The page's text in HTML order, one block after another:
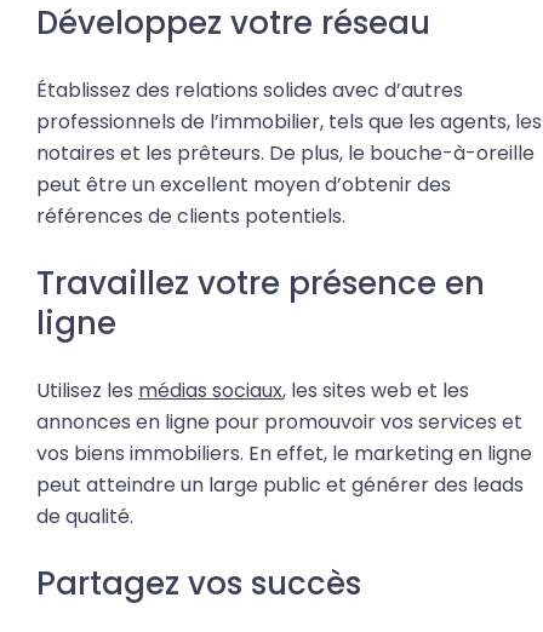
Développez votre réseau
Établissez des relations solides avec d’autres
professionnels de l’immobilier, tels que les agents, les
notaires et les prêteurs. De plus, le bouche-à-oreille
peut être un excellent moyen d’obtenir des
références de clients potentiels.
Travaillez votre présence en
ligne
Utilisez les médias sociaux, les sites web et les
annonces en ligne pour promouvoir vos services et
vos biens immobiliers. En effet, le marketing en ligne
peut atteindre un large public et générer des leads
de qualité.
Partagez vos succès